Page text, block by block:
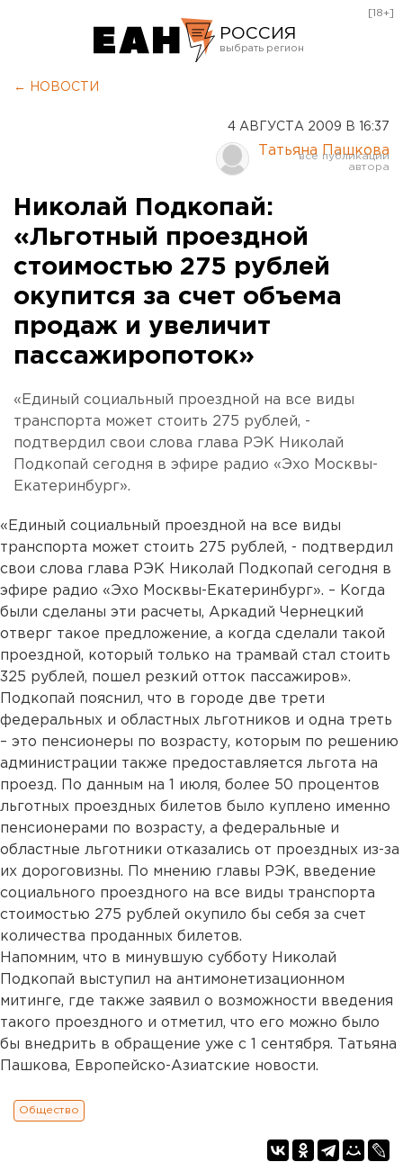
РОССИЯ
Курган
Оренбург
[18+]
← НОВОСТИ
4 АВГУСТА 2009 В 16:37
Татьяна Пашкова
Николай Подкопай:
«Льготный проездной
стоимостью 275 рублей
окупится за счет объема
продаж и увеличит
пассажиропоток»
«Единый социальный проездной на все виды
транспорта может стоить 275 рублей, -
подтвердил свои слова глава РЭК Николай
Подкопай сегодня в эфире радио «Эхо Москвы-
Екатеринбург».
«Единый социальный проездной на все виды
транспорта может стоить 275 рублей, - подтвердил
свои слова глава РЭК Николай Подкопай сегодня в
эфире радио «Эхо Москвы-Екатеринбург». – Когда
были сделаны эти расчеты, Аркадий Чернецкий
отверг такое предложение, а когда сделали такой
проездной, который только на трамвай стал стоить
325 рублей, пошел резкий отток пассажиров».
Подкопай пояснил, что в городе две трети
федеральных и областных льготников и одна треть
– это пенсионеры по возрасту, которым по решению
администрации также предоставляется льгота на
проезд. По данным на 1 июля, более 50 процентов
льготных проездных билетов было куплено именно
пенсионерами по возрасту, а федеральные и
областные льготники отказались от проездных из-за
их дороговизны. По мнению главы РЭК, введение
социального проездного на все виды транспорта
стоимостью 275 рублей окупило бы себя за счет
количества проданных билетов.
Напомним, что в минувшую субботу Николай
Подкопай выступил на антимонетизационном
митинге, где также заявил о возможности введения
такого проездного и отметил, что его можно было
бы внедрить в обращение уже с 1 сентября. Татьяна
Пашкова, Европейско-Азиатские новости.
Общество